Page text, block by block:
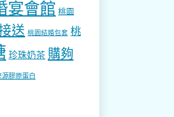
宴會館 桃園
送 桃園結婚包套 桃
珍珠奶茶 購夠
源膠原蛋白